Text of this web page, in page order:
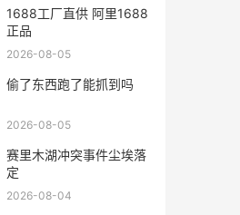
1688工厂直供 阿里1688
正品
2026-08-05
偷了东西跑了能抓到吗
2026-08-05
赛里木湖冲突事件尘埃落
定
2026-08-04